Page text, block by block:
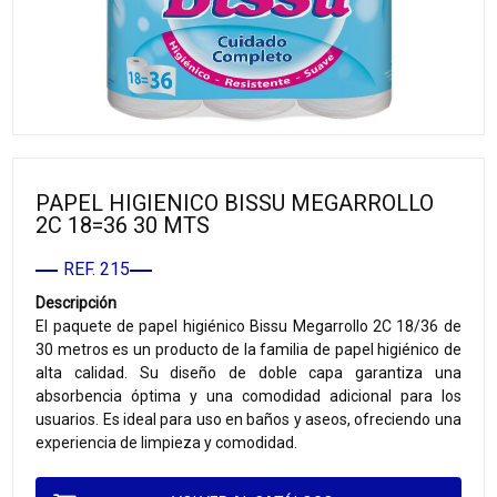
PAPEL HIGIENICO BISSU MEGARROLLO
2C 18=36 30 MTS
REF. 215
Descripción
El paquete de papel higiénico Bissu Megarrollo 2C 18/36 de
30 metros es un producto de la familia de papel higiénico de
alta calidad. Su diseño de doble capa garantiza una
absorbencia óptima y una comodidad adicional para los
usuarios. Es ideal para uso en baños y aseos, ofreciendo una
experiencia de limpieza y comodidad.